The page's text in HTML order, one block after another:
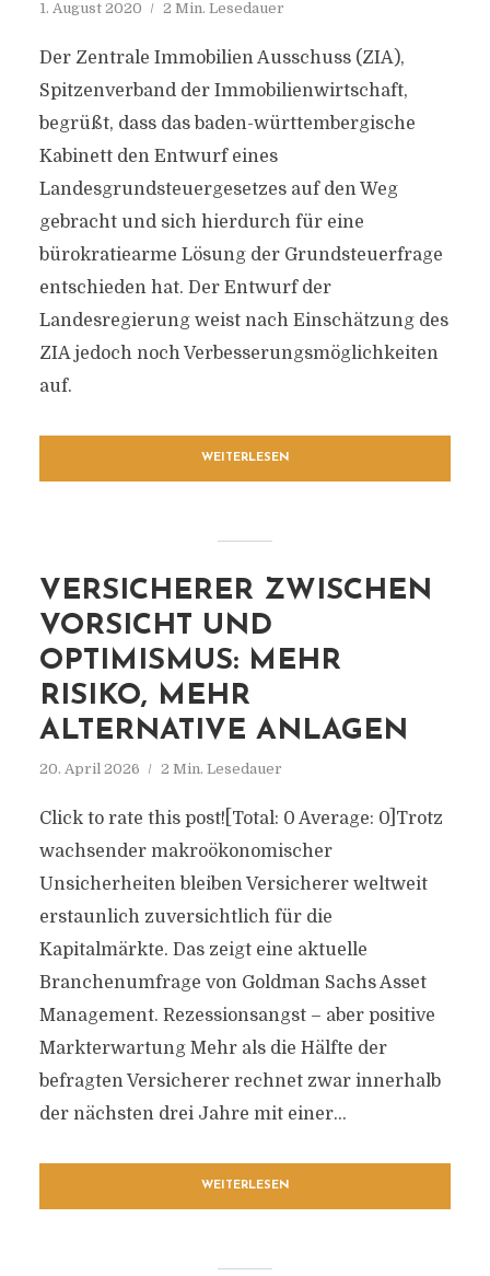
1. August 2020 2 Min. Lesedauer
Der Zentrale Immobilien Ausschuss (ZIA),
Spitzenverband der Immobilienwirtschaft,
begrüßt, dass das baden-württembergische
Kabinett den Entwurf eines
Landesgrundsteuergesetzes auf den Weg
gebracht und sich hierdurch für eine
bürokratiearme Lösung der Grundsteuerfrage
entschieden hat. Der Entwurf der
Landesregierung weist nach Einschätzung des
ZIA jedoch noch Verbesserungsmöglichkeiten
auf.
WEITERLESEN
VERSICHERER ZWISCHEN
VORSICHT UND
OPTIMISMUS: MEHR
RISIKO, MEHR
ALTERNATIVE ANLAGEN
20. April 2026 2 Min. Lesedauer
Click to rate this post![Total: 0 Average: 0]Trotz
wachsender makroökonomischer
Unsicherheiten bleiben Versicherer weltweit
erstaunlich zuversichtlich für die
Kapitalmärkte. Das zeigt eine aktuelle
Branchenumfrage von Goldman Sachs Asset
Management. Rezessionsangst – aber positive
Markterwartung Mehr als die Hälfte der
befragten Versicherer rechnet zwar innerhalb
der nächsten drei Jahre mit einer...
WEITERLESEN